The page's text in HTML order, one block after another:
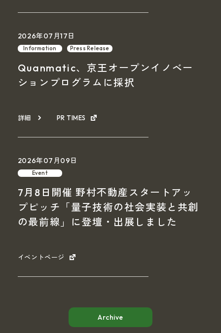
2026年07月17日
Information Press Release
Quanmatic、京王オープンイノベー
ションプログラムに採択
詳細 PR TIMES
2026年07月09日
Event
7月8日開催 野村不動産スタートアッ
プピッチ「量子技術の社会実装と共創
の最前線」に登壇・出展しました
イベントページ
Archive